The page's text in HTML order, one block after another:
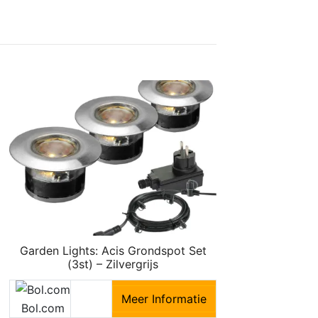
Garden Lights: Acis Grondspot Set
(3st) – Zilvergrijs
Bol.com
Meer Informatie